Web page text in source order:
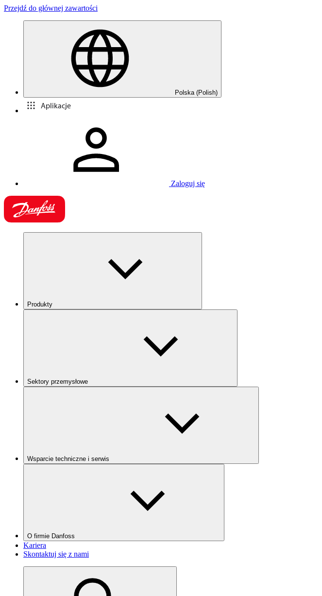
Przejdź do głównej zawartości
Polska (Polish)
Aplikacje
Zaloguj się
Produkty
Sektory przemysłowe
Wsparcie techniczne i serwis
O firmie Danfoss
Kariera
Skontaktuj się z nami